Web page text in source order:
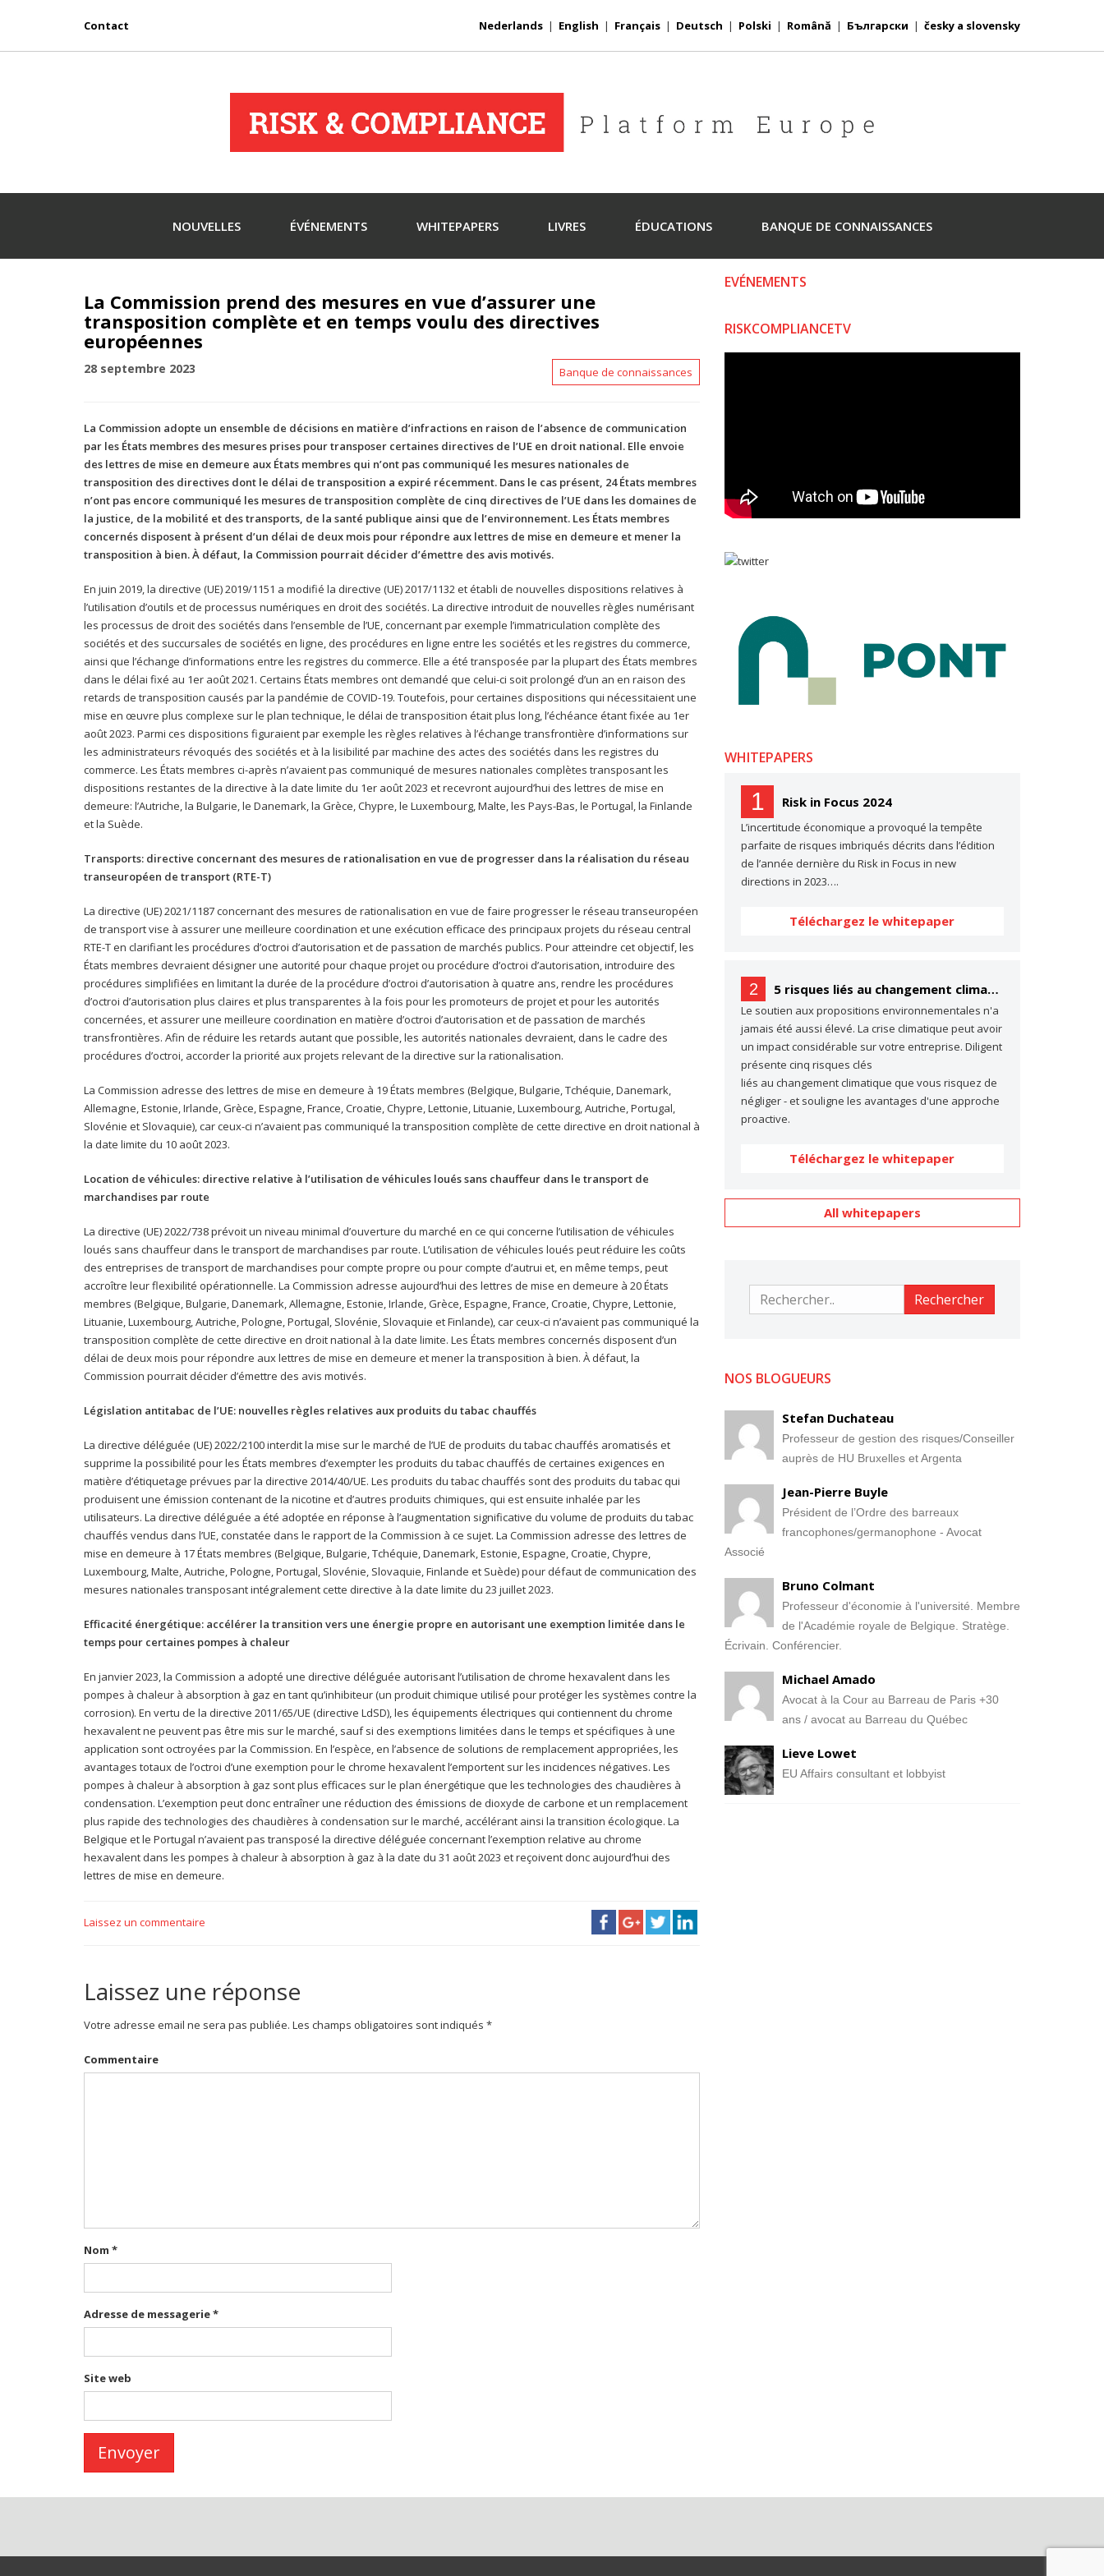
Contact Nederlands | English | Français | Deutsch | Polski | Română | Български | česky a slovensky
NOUVELLES ÉVÉNEMENTS WHITEPAPERS LIVRES ÉDUCATIONS BANQUE DE CONNAISSANCES
La Commission prend des mesures en vue d’assurer une
transposition complète et en temps voulu des directives
européennes
28 septembre 2023 Banque de connaissances
La Commission adopte un ensemble de décisions en matière d’infractions en raison de l’absence de communication
par les États membres des mesures prises pour transposer certaines directives de l’UE en droit national. Elle envoie
des lettres de mise en demeure aux États membres qui n’ont pas communiqué les mesures nationales de
transposition des directives dont le délai de transposition a expiré récemment. Dans le cas présent, 24 États membres
n’ont pas encore communiqué les mesures de transposition complète de cinq directives de l’UE dans les domaines de
la justice, de la mobilité et des transports, de la santé publique ainsi que de l’environnement. Les États membres
concernés disposent à présent d’un délai de deux mois pour répondre aux lettres de mise en demeure et mener la
transposition à bien. À défaut, la Commission pourrait décider d’émettre des avis motivés.
En juin 2019, la directive (UE) 2019/1151 a modifié la directive (UE) 2017/1132 et établi de nouvelles dispositions relatives à
l’utilisation d’outils et de processus numériques en droit des sociétés. La directive introduit de nouvelles règles numérisant
les processus de droit des sociétés dans l’ensemble de l’UE, concernant par exemple l’immatriculation complète des
sociétés et des succursales de sociétés en ligne, des procédures en ligne entre les sociétés et les registres du commerce,
ainsi que l’échange d’informations entre les registres du commerce. Elle a été transposée par la plupart des États membres
dans le délai fixé au 1er août 2021. Certains États membres ont demandé que celui-ci soit prolongé d’un an en raison des
retards de transposition causés par la pandémie de COVID-19. Toutefois, pour certaines dispositions qui nécessitaient une
mise en œuvre plus complexe sur le plan technique, le délai de transposition était plus long, l’échéance étant fixée au 1er
août 2023. Parmi ces dispositions figuraient par exemple les règles relatives à l’échange transfrontière d’informations sur
les administrateurs révoqués des sociétés et à la lisibilité par machine des actes des sociétés dans les registres du
commerce. Les États membres ci-après n’avaient pas communiqué de mesures nationales complètes transposant les
dispositions restantes de la directive à la date limite du 1er août 2023 et recevront aujourd’hui des lettres de mise en
demeure: l’Autriche, la Bulgarie, le Danemark, la Grèce, Chypre, le Luxembourg, Malte, les Pays-Bas, le Portugal, la Finlande
et la Suède.
Transports: directive concernant des mesures de rationalisation en vue de progresser dans la réalisation du réseau
transeuropéen de transport (RTE-T)
La directive (UE) 2021/1187 concernant des mesures de rationalisation en vue de faire progresser le réseau transeuropéen
de transport vise à assurer une meilleure coordination et une exécution efficace des principaux projets du réseau central
RTE-T en clarifiant les procédures d’octroi d’autorisation et de passation de marchés publics. Pour atteindre cet objectif, les
États membres devraient désigner une autorité pour chaque projet ou procédure d’octroi d’autorisation, introduire des
procédures simplifiées en limitant la durée de la procédure d’octroi d’autorisation à quatre ans, rendre les procédures
d’octroi d’autorisation plus claires et plus transparentes à la fois pour les promoteurs de projet et pour les autorités
concernées, et assurer une meilleure coordination en matière d’octroi d’autorisation et de passation de marchés
transfrontières. Afin de réduire les retards autant que possible, les autorités nationales devraient, dans le cadre des
procédures d’octroi, accorder la priorité aux projets relevant de la directive sur la rationalisation.
La Commission adresse des lettres de mise en demeure à 19 États membres (Belgique, Bulgarie, Tchéquie, Danemark,
Allemagne, Estonie, Irlande, Grèce, Espagne, France, Croatie, Chypre, Lettonie, Lituanie, Luxembourg, Autriche, Portugal,
Slovénie et Slovaquie), car ceux-ci n’avaient pas communiqué la transposition complète de cette directive en droit national à
la date limite du 10 août 2023.
Location de véhicules: directive relative à l’utilisation de véhicules loués sans chauffeur dans le transport de
marchandises par route
La directive (UE) 2022/738 prévoit un niveau minimal d’ouverture du marché en ce qui concerne l’utilisation de véhicules
loués sans chauffeur dans le transport de marchandises par route. L’utilisation de véhicules loués peut réduire les coûts
des entreprises de transport de marchandises pour compte propre ou pour compte d’autrui et, en même temps, peut
accroître leur flexibilité opérationnelle. La Commission adresse aujourd’hui des lettres de mise en demeure à 20 États
membres (Belgique, Bulgarie, Danemark, Allemagne, Estonie, Irlande, Grèce, Espagne, France, Croatie, Chypre, Lettonie,
Lituanie, Luxembourg, Autriche, Pologne, Portugal, Slovénie, Slovaquie et Finlande), car ceux-ci n’avaient pas communiqué la
transposition complète de cette directive en droit national à la date limite. Les États membres concernés disposent d’un
délai de deux mois pour répondre aux lettres de mise en demeure et mener la transposition à bien. À défaut, la
Commission pourrait décider d’émettre des avis motivés.
Législation antitabac de l’UE: nouvelles règles relatives aux produits du tabac chauffés
La directive déléguée (UE) 2022/2100 interdit la mise sur le marché de l’UE de produits du tabac chauffés aromatisés et
supprime la possibilité pour les États membres d’exempter les produits du tabac chauffés de certaines exigences en
matière d’étiquetage prévues par la directive 2014/40/UE. Les produits du tabac chauffés sont des produits du tabac qui
produisent une émission contenant de la nicotine et d’autres produits chimiques, qui est ensuite inhalée par les
utilisateurs. La directive déléguée a été adoptée en réponse à l’augmentation significative du volume de produits du tabac
chauffés vendus dans l’UE, constatée dans le rapport de la Commission à ce sujet. La Commission adresse des lettres de
mise en demeure à 17 États membres (Belgique, Bulgarie, Tchéquie, Danemark, Estonie, Espagne, Croatie, Chypre,
Luxembourg, Malte, Autriche, Pologne, Portugal, Slovénie, Slovaquie, Finlande et Suède) pour défaut de communication des
mesures nationales transposant intégralement cette directive à la date limite du 23 juillet 2023.
Efficacité énergétique: accélérer la transition vers une énergie propre en autorisant une exemption limitée dans le
temps pour certaines pompes à chaleur
En janvier 2023, la Commission a adopté une directive déléguée autorisant l’utilisation de chrome hexavalent dans les
pompes à chaleur à absorption à gaz en tant qu’inhibiteur (un produit chimique utilisé pour protéger les systèmes contre la
corrosion). En vertu de la directive 2011/65/UE (directive LdSD), les équipements électriques qui contiennent du chrome
hexavalent ne peuvent pas être mis sur le marché, sauf si des exemptions limitées dans le temps et spécifiques à une
application sont octroyées par la Commission. En l’espèce, en l’absence de solutions de remplacement appropriées, les
avantages totaux de l’octroi d’une exemption pour le chrome hexavalent l’emportent sur les incidences négatives. Les
pompes à chaleur à absorption à gaz sont plus efficaces sur le plan énergétique que les technologies des chaudières à
condensation. L’exemption peut donc entraîner une réduction des émissions de dioxyde de carbone et un remplacement
plus rapide des technologies des chaudières à condensation sur le marché, accélérant ainsi la transition écologique. La
Belgique et le Portugal n’avaient pas transposé la directive déléguée concernant l’exemption relative au chrome
hexavalent dans les pompes à chaleur à absorption à gaz à la date du 31 août 2023 et reçoivent donc aujourd’hui des
lettres de mise en demeure.
Laissez un commentaire
Laissez une réponse
Votre adresse email ne sera pas publiée. Les champs obligatoires sont indiqués *
Commentaire
Nom *
Adresse de messagerie*
Site web
Envoyer
EVÉNEMENTS
RISKCOMPLIANCETV
WHITEPAPERS
1 Risk in Focus 2024
L’incertitude économique a provoqué la tempête
parfaite de risques imbriqués décrits dans l’édition
de l’année dernière du Risk in Focus in new
directions in 2023….
Téléchargez le whitepaper
2 5 risques liés au changement climatique dont vous ne parlez probablement pas… (mais dont vous devriez parler)
Le soutien aux propositions environnementales n'a
jamais été aussi élevé. La crise climatique peut avoir
un impact considérable sur votre entreprise. Diligent
présente cinq risques clés
liés au changement climatique que vous risquez de
négliger - et souligne les avantages d'une approche
proactive.
Téléchargez le whitepaper
All whitepapers
Rechercher Rechercher
NOS BLOGUEURS
Stefan Duchateau
Professeur de gestion des risques/Conseiller
auprès de HU Bruxelles et Argenta
Jean-Pierre Buyle
Président de l’Ordre des barreaux
francophones/germanophone - Avocat
Associé
Bruno Colmant
Professeur d'économie à l'université. Membre
de l'Académie royale de Belgique. Stratège.
Écrivain. Conférencier.
Michael Amado
Avocat à la Cour au Barreau de Paris +30
ans / avocat au Barreau du Québec
Lieve Lowet
EU Affairs consultant et lobbyist